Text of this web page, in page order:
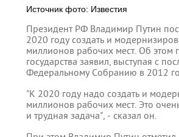
Источник фото: Известия
Президент РФ Владимир Путин
2020 году создать и
миллионов рабочих мест. Об этом
государства заявил, выступая с
Федеральному Собранию в 2012
"К 2020 году надо создать и
миллионов рабочих мест. Это
и трудная задача", - сказал он.